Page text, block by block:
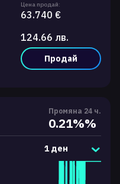
Цена продай:
63.740 €
124.66 лв.
Продай
Промяна 24 ч.
0.21%%
1 ден